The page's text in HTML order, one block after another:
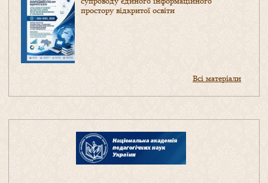
простору відкритої освіти
Всі матеріали